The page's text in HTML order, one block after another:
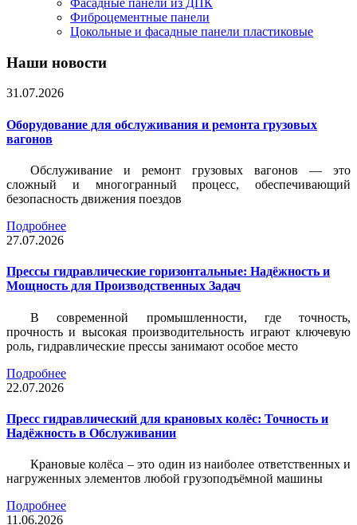
Фасадные панели из ДПК
Фиброцементные панели
Цокольные и фасадные панели пластиковые
Наши новости
31.07.2026
Оборудование для обслуживания и ремонта грузовых
вагонов
Обслуживание и ремонт грузовых вагонов — это
сложный и многогранный процесс, обеспечивающий
безопасность движения поездов
Подробнее
27.07.2026
Прессы гидравлические горизонтальные: Надёжность и
Мощность для Производственных Задач
В современной промышленности, где точность,
прочность и высокая производительность играют ключевую
роль, гидравлические прессы занимают особое место
Подробнее
22.07.2026
Пресс гидравлический для крановых колёс: Точность и
Надёжность в Обслуживании
Крановые колёса – это один из наиболее ответственных и
нагруженных элементов любой грузоподъёмной машины
Подробнее
11.06.2026